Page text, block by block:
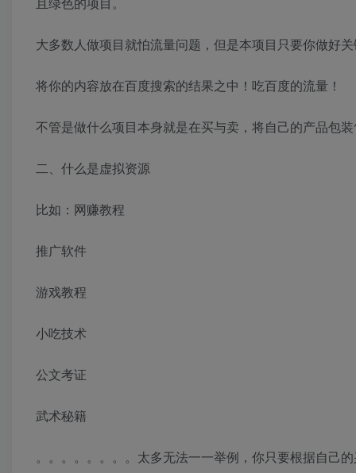
大多数人做项目就怕流量问题，但是本项目只要你做好
将你的内容放在百度搜索的结果之中！吃百度的流量！
不管是做什么项目本身就是在买与卖，将自己的产品包
二、什么是虚拟资源
比如：网赚教程
推广软件
游戏教程
小吃技术
公文考证
武术秘籍
。。。。。。。。太多无法一一举例，你只要根据自己